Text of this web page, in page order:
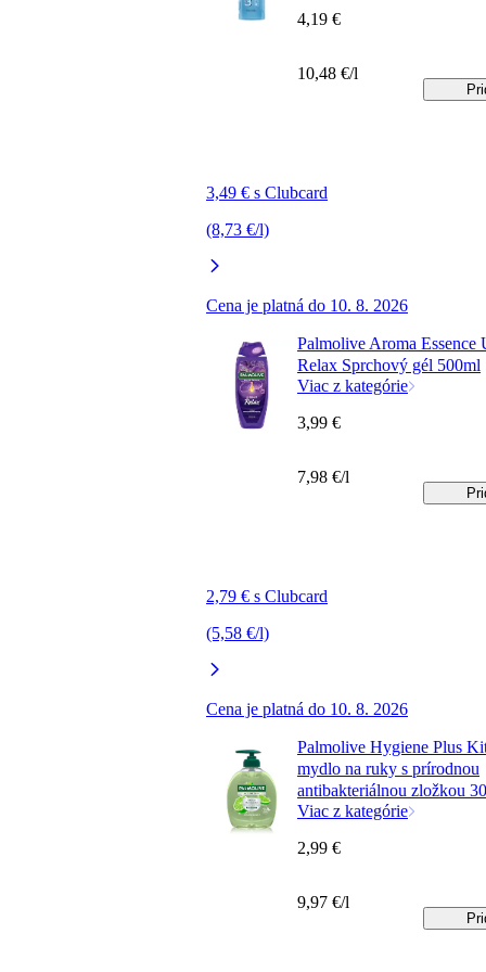
3,49 € s Clubcard
(8,73 €/l)
Cena je platná do 10. 8. 2026
4,19 €
10,48 €/l
Palmolive Aroma Essence
Relax Sprchový gél 500ml
Viac z kategórie
2,79 € s Clubcard
(5,58 €/l)
Cena je platná do 10. 8. 2026
3,99 €
7,98 €/l
Palmolive Hygiene Plus
mydlo na ruky s prírodnou
antibakteriálnou zložkou
Viac z kategórie
2,99 €
9,97 €/l